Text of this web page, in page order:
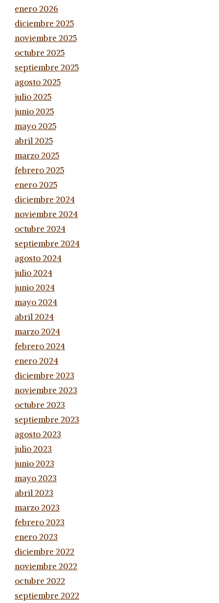
enero 2026
diciembre 2025
noviembre 2025
octubre 2025
septiembre 2025
agosto 2025
julio 2025
junio 2025
mayo 2025
abril 2025
marzo 2025
febrero 2025
enero 2025
diciembre 2024
noviembre 2024
octubre 2024
septiembre 2024
agosto 2024
julio 2024
junio 2024
mayo 2024
abril 2024
marzo 2024
febrero 2024
enero 2024
diciembre 2023
noviembre 2023
octubre 2023
septiembre 2023
agosto 2023
julio 2023
junio 2023
mayo 2023
abril 2023
marzo 2023
febrero 2023
enero 2023
diciembre 2022
noviembre 2022
octubre 2022
septiembre 2022